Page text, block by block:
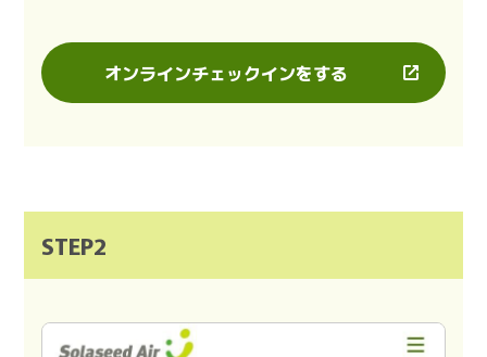
オンラインチェックインをする
STEP2